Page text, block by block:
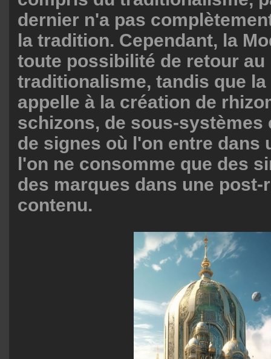
dernier n'a pas
la tradition. Cependant, la
toute possibilité de retour au
traditionalisme, tandis que
appelle à la création de
schizons, de sous-systèmes
de signes où l'on entre dans
l'on ne consomme que des
des marques dans une post-
contenu.